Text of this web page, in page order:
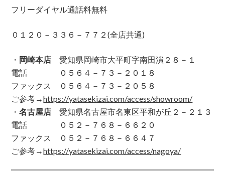
フリーダイヤル通話料無料
０１２０－３３６－７７２(全店共通)
・ 岡崎本店 愛知県岡崎市大平町字南田潰２８－１
電話 ０５６４－７３－２０１８
ファックス ０５６４－７３－２０５８
ご参考→https://yatasekizai.com/access/showroom/
・名古屋店 愛知県名古屋市名東区平和が丘２－２１３
電話 ０５２－７６８－６６２０
ファックス ０５２－７６８－６６４７
ご参考→https://yatasekizai.com/access/nagoya/